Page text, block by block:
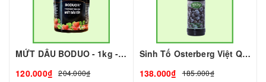
MỨT DÂU BODUO - 1kg - DOBUO | Mứt - Sinh Tố làm Trà Sữa - TOBEE FOOD
120.000₫
204.000₫
Sinh Tố Osterberg Việt Quất I Nguyên Liệu Pha Chế - Trà Trái Cây - Tobee Food
138.000₫
185.000₫